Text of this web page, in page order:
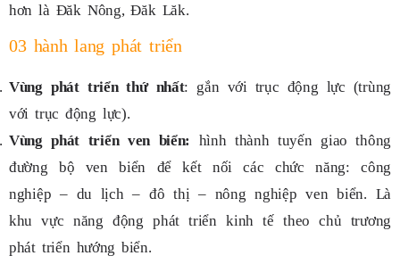
hơn là Đăk Nông, Đăk Lăk.
03 hành lang phát triển
Vùng phát triển thứ nhất: gắn với trục động lực (trùng
với trục động lực).
Vùng phát triển ven biển:
hình thành tuyến giao thông
đường bộ ven biển để kết nối các chức năng: công
nghiệp – du lịch – đô thị – nông nghiệp ven biển. Là
khu vực năng động phát triển kinh tế theo chủ trương
phát triển hướng biển.